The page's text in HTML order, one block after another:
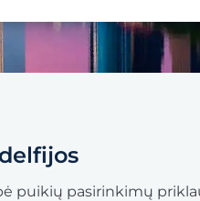
puikių pasirinkimų